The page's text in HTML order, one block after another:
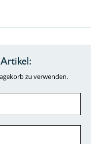
zu verwenden.